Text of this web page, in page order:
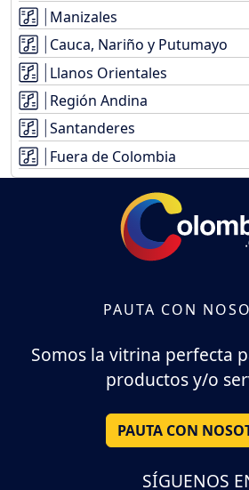
Manizales
Cauca, Nariño y Putumayo
Llanos Orientales
Región Andina
Santanderes
Fuera de Colombia
PAUTA CON
Somos la vitrina perfecta
productos y/o
PAUTA CON
SÍGUENOS